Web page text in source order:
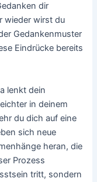
dir
wieder wirst du
Gedankenmuster
Eindrücke bereits
lenkt dein
in deinem
du dich auf eine
sich neue
heran, die
Prozess
tritt, sondern